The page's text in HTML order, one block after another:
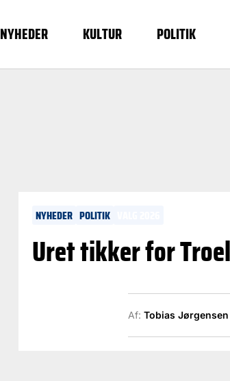
NYHEDER KULTUR POLITIK
NYHEDER POLITIK
Uret tikker for
Af: Tobias Jørgensen